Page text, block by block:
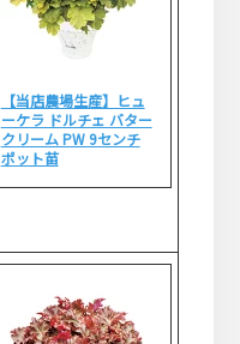
【当店農場生産】ヒュ
ーケラ ドルチェ バター
クリーム PW 9センチ
ポット苗